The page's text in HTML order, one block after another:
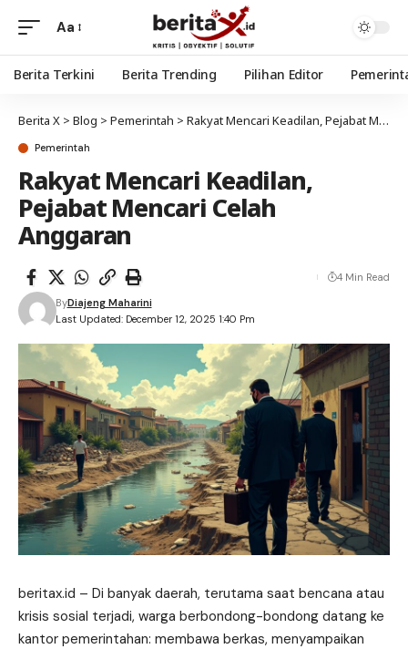
Aa
Berita Terkini Berita Trending Pilihan Editor
Berita X > Blog > Pemerintah > Rakyat Mencari Keadilan, Pejabat Mencari Celah Anggaran
Pemerintah
Rakyat Mencari Keadilan,
Pejabat Mencari Celah
Anggaran
Last Updated: December 12, 2025 1:40 Pm
ByDiajeng Maharini
4 Min Read
beritax.id – Di banyak daerah, terutama saat bencana atau
krisis sosial terjadi, warga berbondong-bondong datang ke
kantor pemerintahan: membawa berkas, menyampaikan